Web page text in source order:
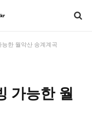
한 월악산 송계계곡
가능한 월